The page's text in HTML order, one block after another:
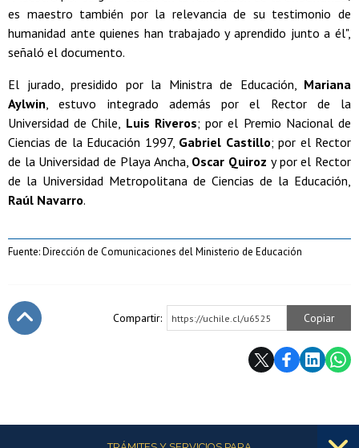
es maestro también por la relevancia de su testimonio de
humanidad ante quienes han trabajado y aprendido junto a él",
señaló el documento.
El jurado, presidido por la Ministra de Educación, Mariana
Aylwin, estuvo integrado además por el Rector de la
Universidad de Chile, Luis Riveros; por el Premio Nacional de
Ciencias de la Educación 1997, Gabriel Castillo; por el Rector
de la Universidad de Playa Ancha, Oscar Quiroz y por el Rector
de la Universidad Metropolitana de Ciencias de la Educación,
Raúl Navarro.
Fuente: Dirección de Comunicaciones del Ministerio de Educación
Compartir: https://uchile.cl/u6525 Copiar
Más información